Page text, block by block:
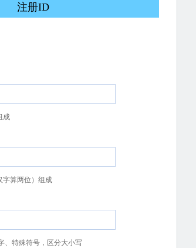
注册ID
成
字算两位）组成
、特殊符号，区分大小写